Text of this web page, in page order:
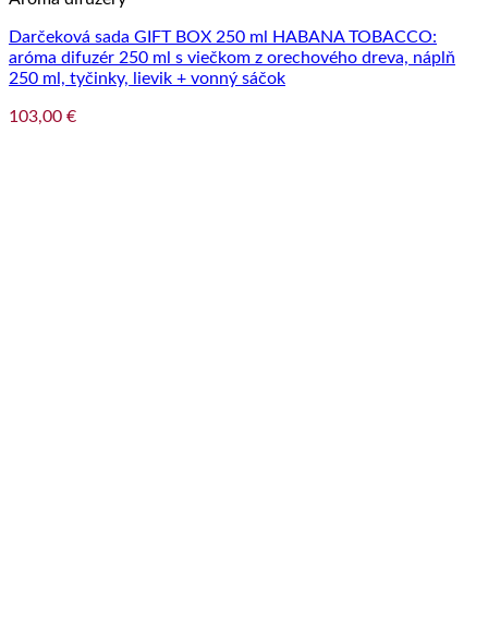
Darčeková sada GIFT BOX 250 ml HABANA TOBACCO:
aróma difuzér 250 ml s viečkom z orechového dreva, náplň
250 ml, tyčinky, lievik + vonný sáčok
103,00 €